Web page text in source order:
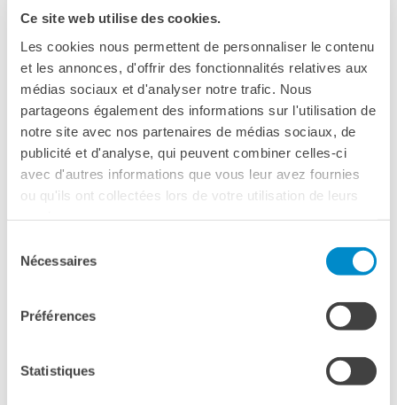
Ce site web utilise des cookies.
Les cookies nous permettent de personnaliser le contenu
et les annonces, d'offrir des fonctionnalités relatives aux
médias sociaux et d'analyser notre trafic. Nous
partageons également des informations sur l'utilisation de
notre site avec nos partenaires de médias sociaux, de
publicité et d'analyse, qui peuvent combiner celles-ci
avec d'autres informations que vous leur avez fournies
ou qu'ils ont collectées lors de votre utilisation de leurs
Nécessaires
Préférences
Statistiques
Coopération universitaire
France
Étudier en France
PARTENARIATS
Louer nos espaces
Le cercle des amis
QUI SOMMES-NOUS ?
Contatti
L'Institut français Italia
via Pastrengo, 88
Téléphone 011 640 1411
Voir la carte
Du désir d’horizons, Salia Sanou
TORINODANZA FESTIVAL
25 E 26 OTTOBRE ALLE ORE 20:45
FONDERIE LIMONE MONCALIERI, TORINO